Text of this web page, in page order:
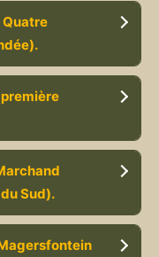
Quatre
Sud).